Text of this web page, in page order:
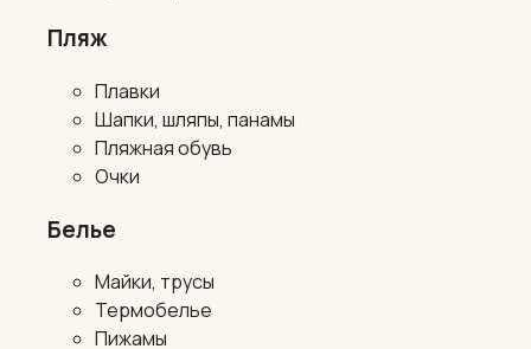
Пляж
Плавки
Шапки, шляпы, панамы
Пляжная обувь
Очки
Белье
Майки, трусы
Термобелье
Пижамы